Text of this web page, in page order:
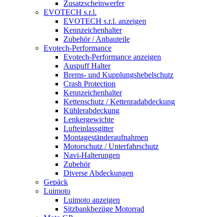
Zusatzscheinwerfer
EVOTECH s.r.l.
EVOTECH s.r.l. anzeigen
Kennzeichenhalter
Zubehör / Anbauteile
Evotech-Performance
Evotech-Performance anzeigen
Auspuff Halter
Brems- und Kupplungshebelschutz
Crash Protection
Kennzeichenhalter
Kettenschutz / Kettenradabdeckung
Kühlerabdeckung
Lenkergewichte
Lufteinlassgitter
Montageständeraufnahmen
Motorschutz / Unterfahrschutz
Navi-Halterungen
Zubehör
Diverse Abdeckungen
Gepäck
Luimoto
Luimoto anzeigen
Sitzbankbezüge Motorrad